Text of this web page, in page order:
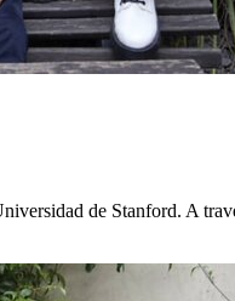
de Stanford. A